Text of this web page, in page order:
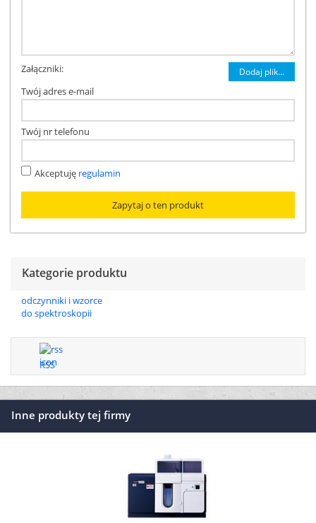
Załączniki: Dodaj plik...
Twój adres e-mail
Twój nr telefonu
Akceptuję regulamin
Kategorie produktu
odczynniki i wzorce
do spektroskopii
RSS
Inne produkty tej firmy